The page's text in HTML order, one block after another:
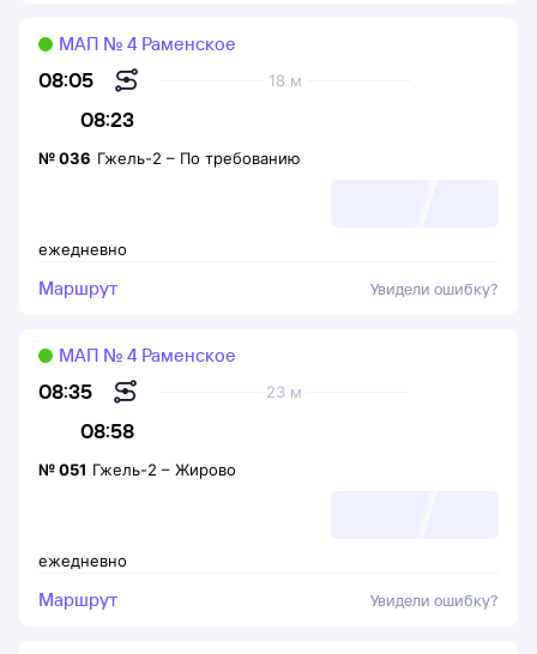
08:05
08:23
18 м
МАП № 4 Раменское
ежедневно
№036 Гжель-2 – По требованию
Маршрут Увидели ошибку?
08:35
08:58
23 м
МАП № 4 Раменское
ежедневно
№051 Гжель-2 – Жирово
Маршрут Увидели ошибку?